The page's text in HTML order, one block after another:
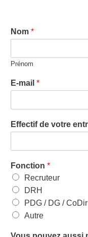
Nom *
Prénom
E-mail *
Effectif de votre
Fonction *
Recruteur
DRH
PDG / DG / CoDir
Autre